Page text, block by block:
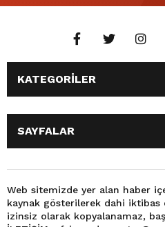
KATEGORİLER
ANASAYFA
SİYASET
SPOR
TEKNOLOJİ
BÜYÜKŞEHİR BELEDİYESİ
FOTO GALERİ
SAYFALAR
SİYASET
SPOR
TEKNOLOJİ
Web sitemizde yer alan haber
kaynak gösterilerek dahi iktibas
izinsiz olarak kopyalanamaz,